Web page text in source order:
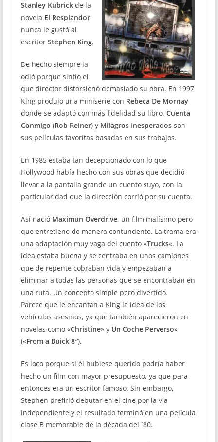
Stanley Kubrickde la
novela El Resplandor
nunca le gustó al
escritor Stephen King.
De hecho siempre la
odió porque sintió el
que director distorsionó demasiado su obra. En 1997
King produjo una miniserie con Rebeca De Mornay
donde se adaptó con más fidelidad su libro. Cuenta
Conmigo (Rob Reiner) y Milagros Inesperados son
sus películas favoritas basadas en sus trabajos.
En 1985 estaba tan decepcionado con lo que
Hollywood había hecho con sus obras que decidió
llevar a la pantalla grande un cuento suyo, con la
particularidad que la dirección corrió por su cuenta.
Así nació Maximun Overdrive, un film malísimo pero
que entretiene de manera contundente. La trama era
una adaptación muy vaga del cuento «Trucks«. La
idea estaba buena y se centraba en unos camiones
que de repente cobraban vida y empezaban a
eliminar a todas las personas que se encontraban en
una ruta. Un concepto simple pero divertido.
Parece que le encantan a King la idea de los
vehículos asesinos, ya que también aparecieron en
novelas como «Christine» y Un Coche Perverso»
(«From a Buick 8″).
Es loco porque si él hubiese querido podría haber
hecho un film con mayor presupuesto, ya que para
entonces era un escritor famoso. Sin embargo,
Stephen prefirió debutar en el cine por la vía
independiente y el resultado terminó en una película
clase B memorable de la década del ´80.